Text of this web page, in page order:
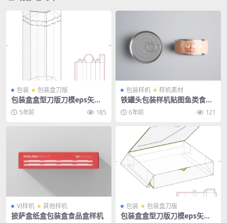
包装 包装盒刀版
包装盒盒型刀版刀模eps矢量
图 5年前 185
包装样机 样机素材
铁罐头包装样机贴图鱼类食品
熟食调料易拉罐效果图PS素材
智能对象
6年前 121
VI样机 其他样机
披萨盒纸盒包装盒食品盒样机
包装 包装盒刀版
包装盒盒型刀版刀模eps矢量